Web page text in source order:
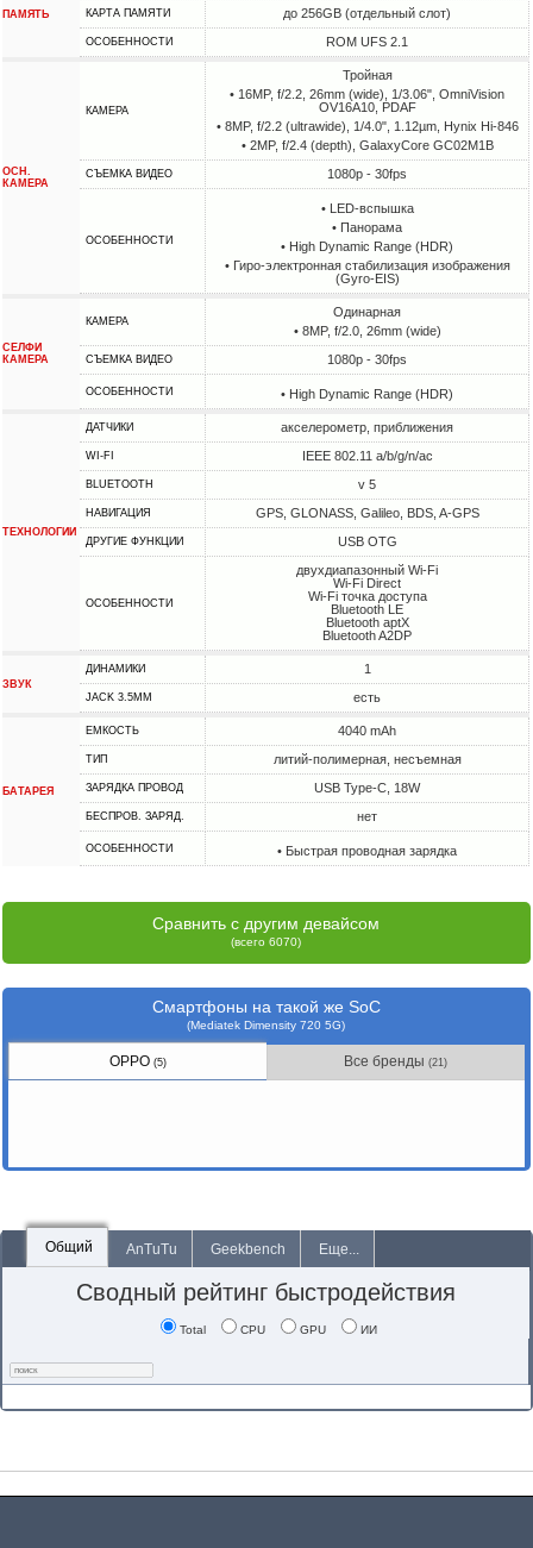
ПАМЯТЬ КАРТА ПАМЯТИ до 256GB (отдельный слот)
ОСОБЕННОСТИ ROM UFS 2.1
ОСН.
КАМЕРА
КАМЕРА
Тройная
• 16MP, f/2.2, 26mm (wide), 1/3.06", OmniVision
OV16A10, PDAF
• 8MP, f/2.2 (ultrawide), 1/4.0", 1.12µm, Hynix Hi-846
• 2MP, f/2.4 (depth), GalaxyCore GC02M1B
СЪЕМКА ВИДЕО 1080p - 30fps
ОСОБЕННОСТИ
• LED-вспышка
• Панорама
• High Dynamic Range (HDR)
• Гиро-электронная стабилизация изображения
(Gyro-EIS)
СЕЛФИ
КАМЕРА
КАМЕРА
Одинарная
• 8MP, f/2.0, 26mm (wide)
СЪЕМКА ВИДЕО 1080p - 30fps
ОСОБЕННОСТИ • High Dynamic Range (HDR)
ТЕХНОЛОГИИ
ДАТЧИКИ акселерометр, приближения
WI-FI IEEE 802.11 a/b/g/n/ac
BLUETOOTH v 5
НАВИГАЦИЯ GPS, GLONASS, Galileo, BDS, A-GPS
ДРУГИЕ ФУНКЦИИ USB OTG
ОСОБЕННОСТИ
двухдиапазонный Wi-Fi
Wi-Fi Direct
Wi-Fi точка доступа
Bluetooth LE
Bluetooth aptX
Bluetooth A2DP
ЗВУК
ДИНАМИКИ 1
JACK 3.5MM есть
БАТАРЕЯ
ЕМКОСТЬ 4040 mAh
ТИП литий-полимерная, несъемная
ЗАРЯДКА ПРОВОД USB Type-C, 18W
БЕСПРОВ. ЗАРЯД. нет
ОСОБЕННОСТИ • Быстрая проводная зарядка
Сравнить с другим девайсом
(всего 6070)
Смартфоны на такой же SoC
(Mediatek Dimensity 720 5G)
OPPO (5) Все бренды(21)
Общий AnTuTu Geekbench Еще...
Сводный рейтинг быстродействия
Total CPU GPU ИИ